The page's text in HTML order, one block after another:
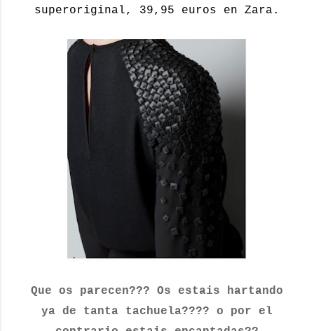
superoriginal, 39,95 euros en Zara.
Que os parecen??? Os estais hartando
ya de tanta tachuela???? o por el